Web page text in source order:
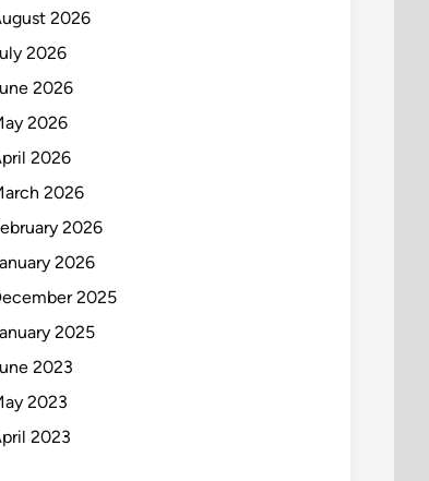
2026
2026
2026
2026
2026
2026
2026
2026
2025
2025
2023
2023
2023